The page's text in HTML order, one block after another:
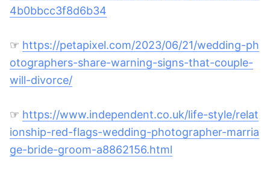
4b0bbcc3f8d6b34
☞ https://petapixel.com/2023/06/21/wedding-ph
otographers-share-warning-signs-that-couple-
will-divorce/
☞ https://www.independent.co.uk/life-style/relat
ionship-red-flags-wedding-photographer-marria
ge-bride-groom-a8862156.html